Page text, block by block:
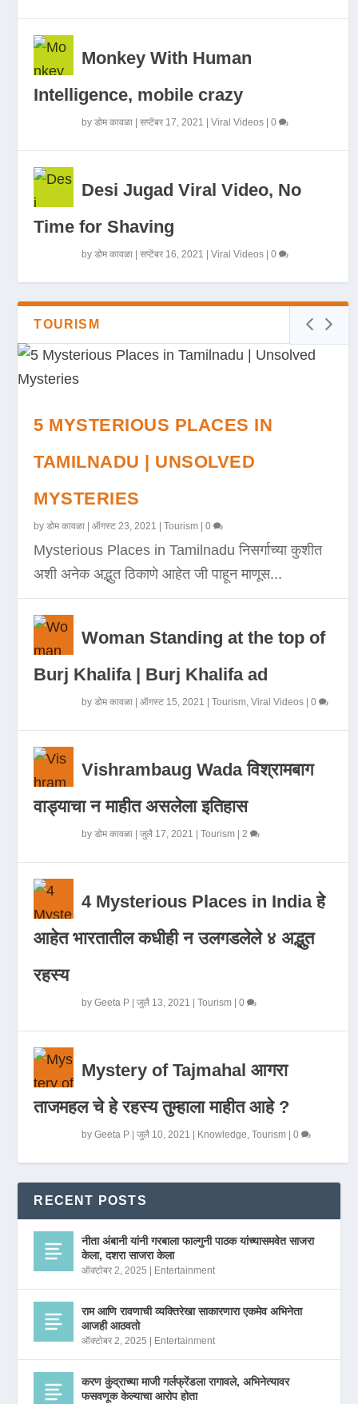
Monkey With Human
Intelligence, mobile crazy
byडोम कावळा |सप्टेंबर 17, 2021 |Viral Videos |0
Desi Jugad Viral Video, No
Time for Shaving
byडोम कावळा |सप्टेंबर 16, 2021 |Viral Videos |0
TOURISM
5 MYSTERIOUS PLACES IN
TAMILNADU | UNSOLVED
MYSTERIES
byडोम कावळा |ऑगस्ट 23, 2021 |Tourism |0
Mysterious Places in Tamilnadu निसर्गाच्या कुशीत
अशी अनेक अद्भुत ठिकाणे आहेत जी पाहून माणूस...
Woman Standing at the top of
Burj Khalifa | Burj Khalifa ad
byडोम कावळा |ऑगस्ट 15, 2021 |Tourism,Viral Videos |0
Vishrambaug Wada विश्रामबाग
वाड्याचा न माहीत असलेला इतिहास
byडोम कावळा |जुलै 17, 2021 |Tourism |2
4 Mysterious Places in India हे
आहेत भारतातील कधीही न उलगडलेले ४ अद्भुत
रहस्य
byGeeta P |जुलै 13, 2021 |Tourism |0
Mystery of Tajmahal आगरा
ताजमहल चे हे रहस्य तुम्हाला माहीत आहे ?
byGeeta P |जुलै 10, 2021 Knowledge,Tourism |0
RECENT POSTS
नीता अंबानी यांनी गरबाला फाल्गुनी पाठक यांच्यासमवेत साजरा
केला, दशरा साजरा केला
ऑक्टोबर 2, 2025 Entertainment
राम आणि रावणाची व्यक्तिरेखा साकारणारा एकमेव अभिनेता
आजही आठवतो
ऑक्टोबर 2, 2025 Entertainment
करण कुंद्राच्या माजी गर्लफ्रेंडला रागावले, अभिनेत्यावर
फसवणूक केल्याचा आरोप होता